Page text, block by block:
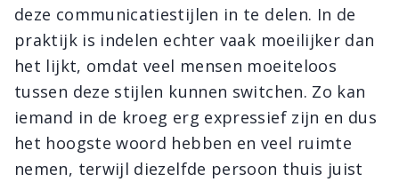
deze communicatiestijlen in te delen. In de
praktijk is indelen echter vaak moeilijker dan
het lijkt, omdat veel mensen moeiteloos
tussen deze stijlen kunnen switchen. Zo kan
iemand in de kroeg erg expressief zijn en dus
het hoogste woord hebben en veel ruimte
nemen, terwijl diezelfde persoon thuis juist